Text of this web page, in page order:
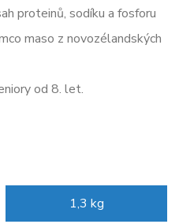
proteinů, sodíku a fosforu
maso z novozélandských
od 8. let.
1,3 kg